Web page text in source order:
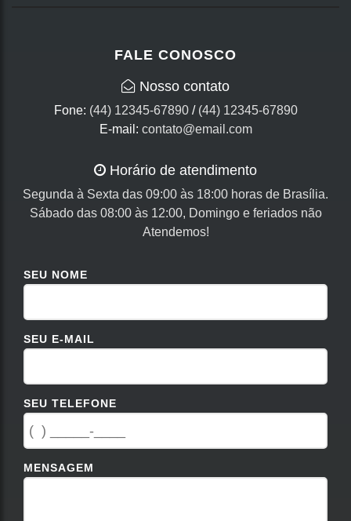
FALE CONOSCO
Nosso contato
Fone: (44) 12345-67890/ (44) 12345-67890
E-mail: contato@email.com
Horário de atendimento
Segunda à Sexta das 09:00 às 18:00 horas de Brasília.
Sábado das 08:00 às 12:00, Domingo e feriados não
Atendemos!
SEU NOME
SEU E-MAIL
SEU TELEFONE
MENSAGEM